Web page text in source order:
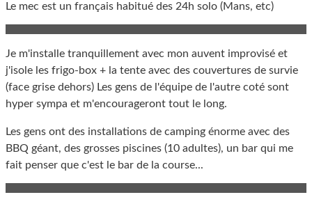
Le mec est un français habitué des 24h solo (Mans, etc)
Je m'installe tranquillement avec mon auvent improvisé et
j'isole les frigo-box + la tente avec des couvertures de survie
(face grise dehors) Les gens de l'équipe de l'autre coté sont
hyper sympa et m'encourageront tout le long.
Les gens ont des installations de camping énorme avec des
BBQ géant, des grosses piscines (10 adultes), un bar qui me
fait penser que c'est le bar de la course...